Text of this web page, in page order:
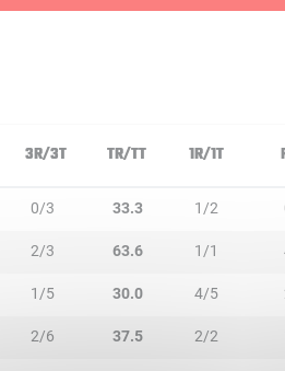
3R/3T TR/TT 1R/1T
0/3 33.3 1/2
2/3 63.6 1/1
1/5 30.0 4/5
2/6 37.5 2/2